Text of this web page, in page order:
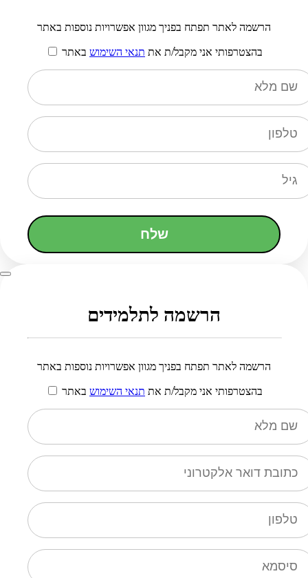
הרשמה לאתר תפתח בפניך מגוון אפשרויות נוספות באתר
בהצטרפותי אני מקבל/ת את תנאי השימוש באתר
שלח
הרשמה לתלמידים
הרשמה לאתר תפתח בפניך מגוון אפשרויות נוספות באתר
בהצטרפותי אני מקבל/ת את תנאי השימוש באתר